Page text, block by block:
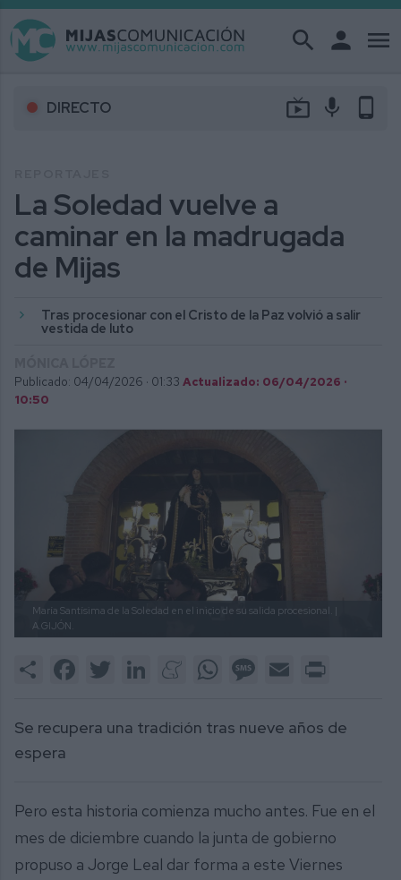
search person menu
DIRECTO live_tv mic phone_android
La Soledad vuelve a
caminar en la madrugada
de Mijas
Tras procesionar con el Cristo de la Paz volvió a salir
vestida de luto
Publicado: 04/04/2026 · 01:33 Actualizado: 06/04/2026 ·
10:50
María Santísima de la Soledad en el inicio de su salida procesional. |
A.GIJÓN.
Share FacebookTwitter LinkedInMeneameWhatsAppMessage
Email
Se recupera una tradición tras nueve años de
espera
Pero esta historia comienza mucho antes. Fue en el
mes de diciembre cuando la junta de gobierno
propuso a Jorge Leal dar forma a este Viernes